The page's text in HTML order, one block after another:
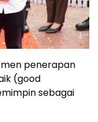
penerapan
(good
sebagai